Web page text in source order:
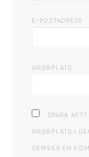
E-POSTADRESS
WEBBPLATS
SPARA
WEBBPLATS I
SKRIVER EN